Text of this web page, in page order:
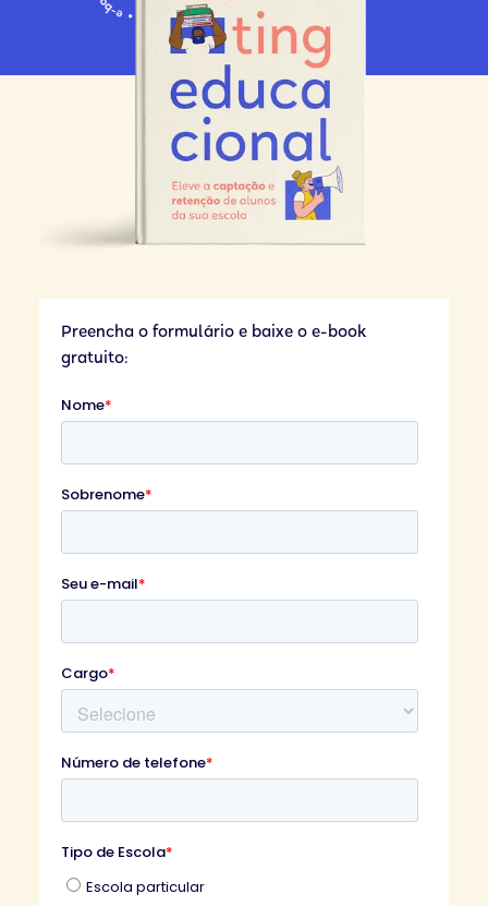
Preencha o formulário e baixe o e-book
gratuito: